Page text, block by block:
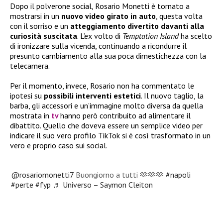
Dopo il polverone social, Rosario Monetti è tornato a
mostrarsi in un nuovo video girato in auto , questa volta
con il sorriso e un atteggiamento divertito davanti alla
curiosità suscitata. L’ex volto di Temptation Islandha scelto
di ironizzare sulla vicenda, continuando a ricondurre il
presunto cambiamento alla sua poca dimestichezza con la
telecamera.
Per il momento, invece, Rosario non ha commentato le
ipotesi su possibili interventi estetici. Il nuovo taglio, la
barba, gli accessori e un’immagine molto diversa da quella
mostrata in tvhanno però contribuito ad alimentare il
dibattito. Quello che doveva essere un semplice video per
indicare il suo vero profilo TikTok si è così trasformato in un
vero e proprio caso sui social.
@rosariomonetti7 Buongiorno a tutti 🫶🫶🫶#napoli
#perte #fyp ♬ Universo – Saymon Cleiton